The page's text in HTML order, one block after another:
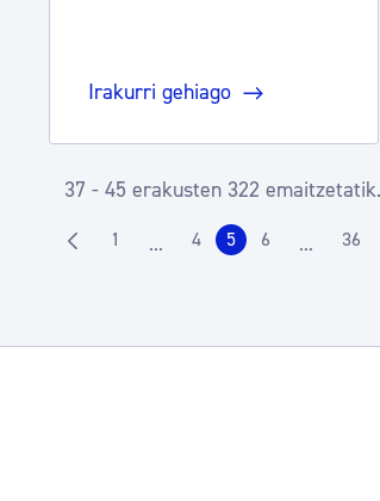
Irakurri gehiago
37 - 45 erakusten 322 emaitzetatik.
Orrialdea
1 ...Intermediate Pages Use TAB
Orrialdea
4 Orrialdea
5 Orrialdea
6 ... 36